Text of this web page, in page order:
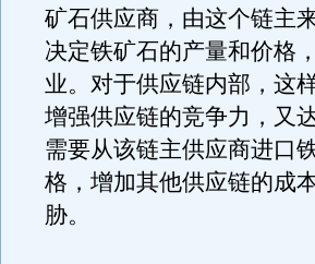
矿石供应商，由这个链主
决定铁矿石的产量和价格
业。对于供应链内部，这
增强供应链的竞争力，又
需要从该链主供应商进口
格，增加其他供应链的成
胁。